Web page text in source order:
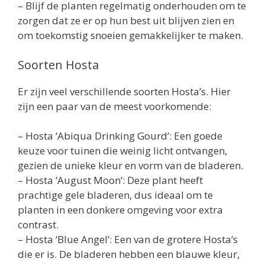
– Blijf de planten regelmatig onderhouden om te
zorgen dat ze er op hun best uit blijven zien en
om toekomstig snoeien gemakkelijker te maken.
Soorten Hosta
Er zijn veel verschillende soorten Hosta’s. Hier
zijn een paar van de meest voorkomende:
– Hosta ‘Abiqua Drinking Gourd’: Een goede
keuze voor tuinen die weinig licht ontvangen,
gezien de unieke kleur en vorm van de bladeren.
– Hosta ‘August Moon’: Deze plant heeft
prachtige gele bladeren, dus ideaal om te
planten in een donkere omgeving voor extra
contrast.
– Hosta ‘Blue Angel’: Een van de grotere Hosta’s
die er is. De bladeren hebben een blauwe kleur,